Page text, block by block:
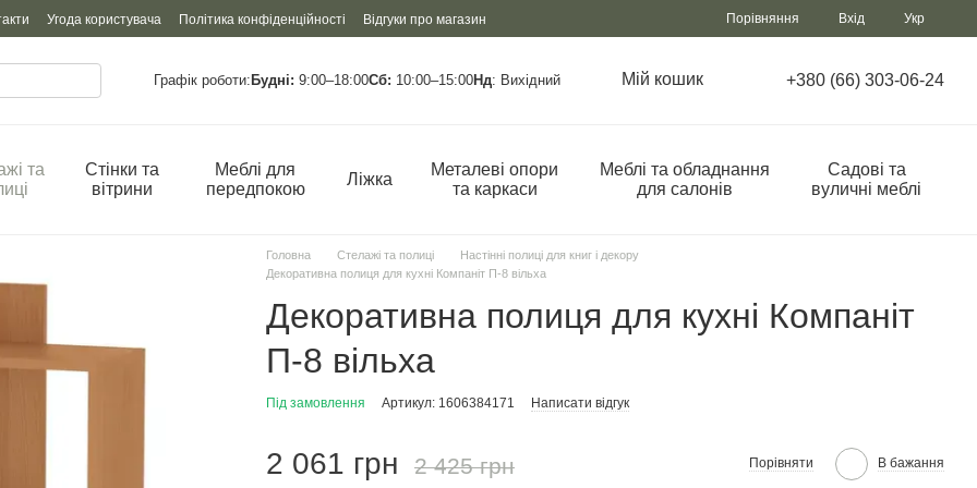
Угода користувача Політика конфіденційності Відгуки про магазин Порівняння Вхід Укр
Графік роботи: Будні: 9:00–18:00Сб: 10:00–15:00Нд: Вихідний Мій кошик +380 (66) 303-06-24
та
Стінки та
вітрини
Меблі для
передпокою
Ліжка
Металеві опори
та каркаси
Меблі та обладнання
для салонів
Садові та
вуличні меблі
Головна Стелажі та полиці
Настінні полиці для книг і декору
Декоративна полиця для кухні Компаніт П-8 вільха
Декоративна полиця для кухні Компаніт
П-8 вільха
Під замовлення Артикул: 1606384171 Написати відгук
2 061 грн 2 425 грн Порівняти В бажання